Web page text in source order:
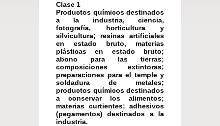
Clase 1
Productos químicos destinados
a la industria, ciencia,
fotografía, horticultura y
silvicultura; resinas artificiales
en estado bruto, materias
plásticas en estado bruto;
abono para las tierras;
composiciones extintoras;
preparaciones para el temple y
soldadura de metales;
productos químicos destinados
a conservar los alimentos;
materias curtientes; adhesivos
(pegamentos) destinados a la
industria.